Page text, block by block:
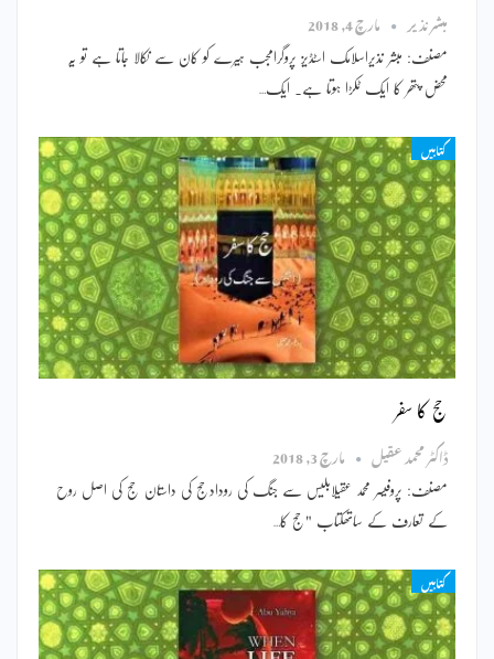
مبشر نذیر مارچ 4, 2018
مصنف: مبشر نذیراسلامک اسٹڈیز پروگرامجب ہیرے کو کان سے نکالا جاتا ہے تو یہ
محض پتھر کا ایک ٹکڑا ہوتا ہے۔ ایک…
کتابیں
حج کا سفر
ڈاکٹر محمد عقیل مارچ 3, 2018
مصنف: پروفیسر محمد عقیلابلیس سے جنگ کی رودادحج کی داستان حج کی اصل روح
کے تعارف کے ساتھکتاب "حج کا…
کتابیں